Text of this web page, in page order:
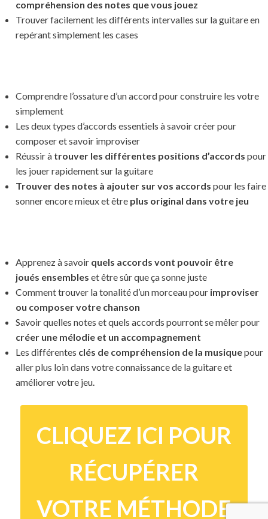
compréhension des notes que vous jouez
Trouver facilement les différents intervalles sur la guitare en
repérant simplement les cases
Comprendre l’ossature d’un accord pour construire les votre
simplement
Les deux types d’accords essentiels à savoir créer pour
composer et savoir improviser
Réussir à trouver les différentes positions d’accords pour
les jouer rapidement sur la guitare
Trouver des notes à ajouter sur vos accords pour les faire
sonner encore mieux et être plus original dans votre jeu
Apprenez à savoir quels accords vont pouvoir être
joués ensembles et être sûr que ça sonne juste
Comment trouver la tonalité d’un morceau pour improviser
ou composer votre chanson
Savoir quelles notes et quels accords pourront se mêler pour
créer une mélodie et un accompagnement
Les différentes clés de compréhension de la musiquepour
aller plus loin dans votre connaissance de la guitare et
améliorer votre jeu.
CLIQUEZ ICI POUR
RÉCUPÉRER
VOTRE MÉTHODE